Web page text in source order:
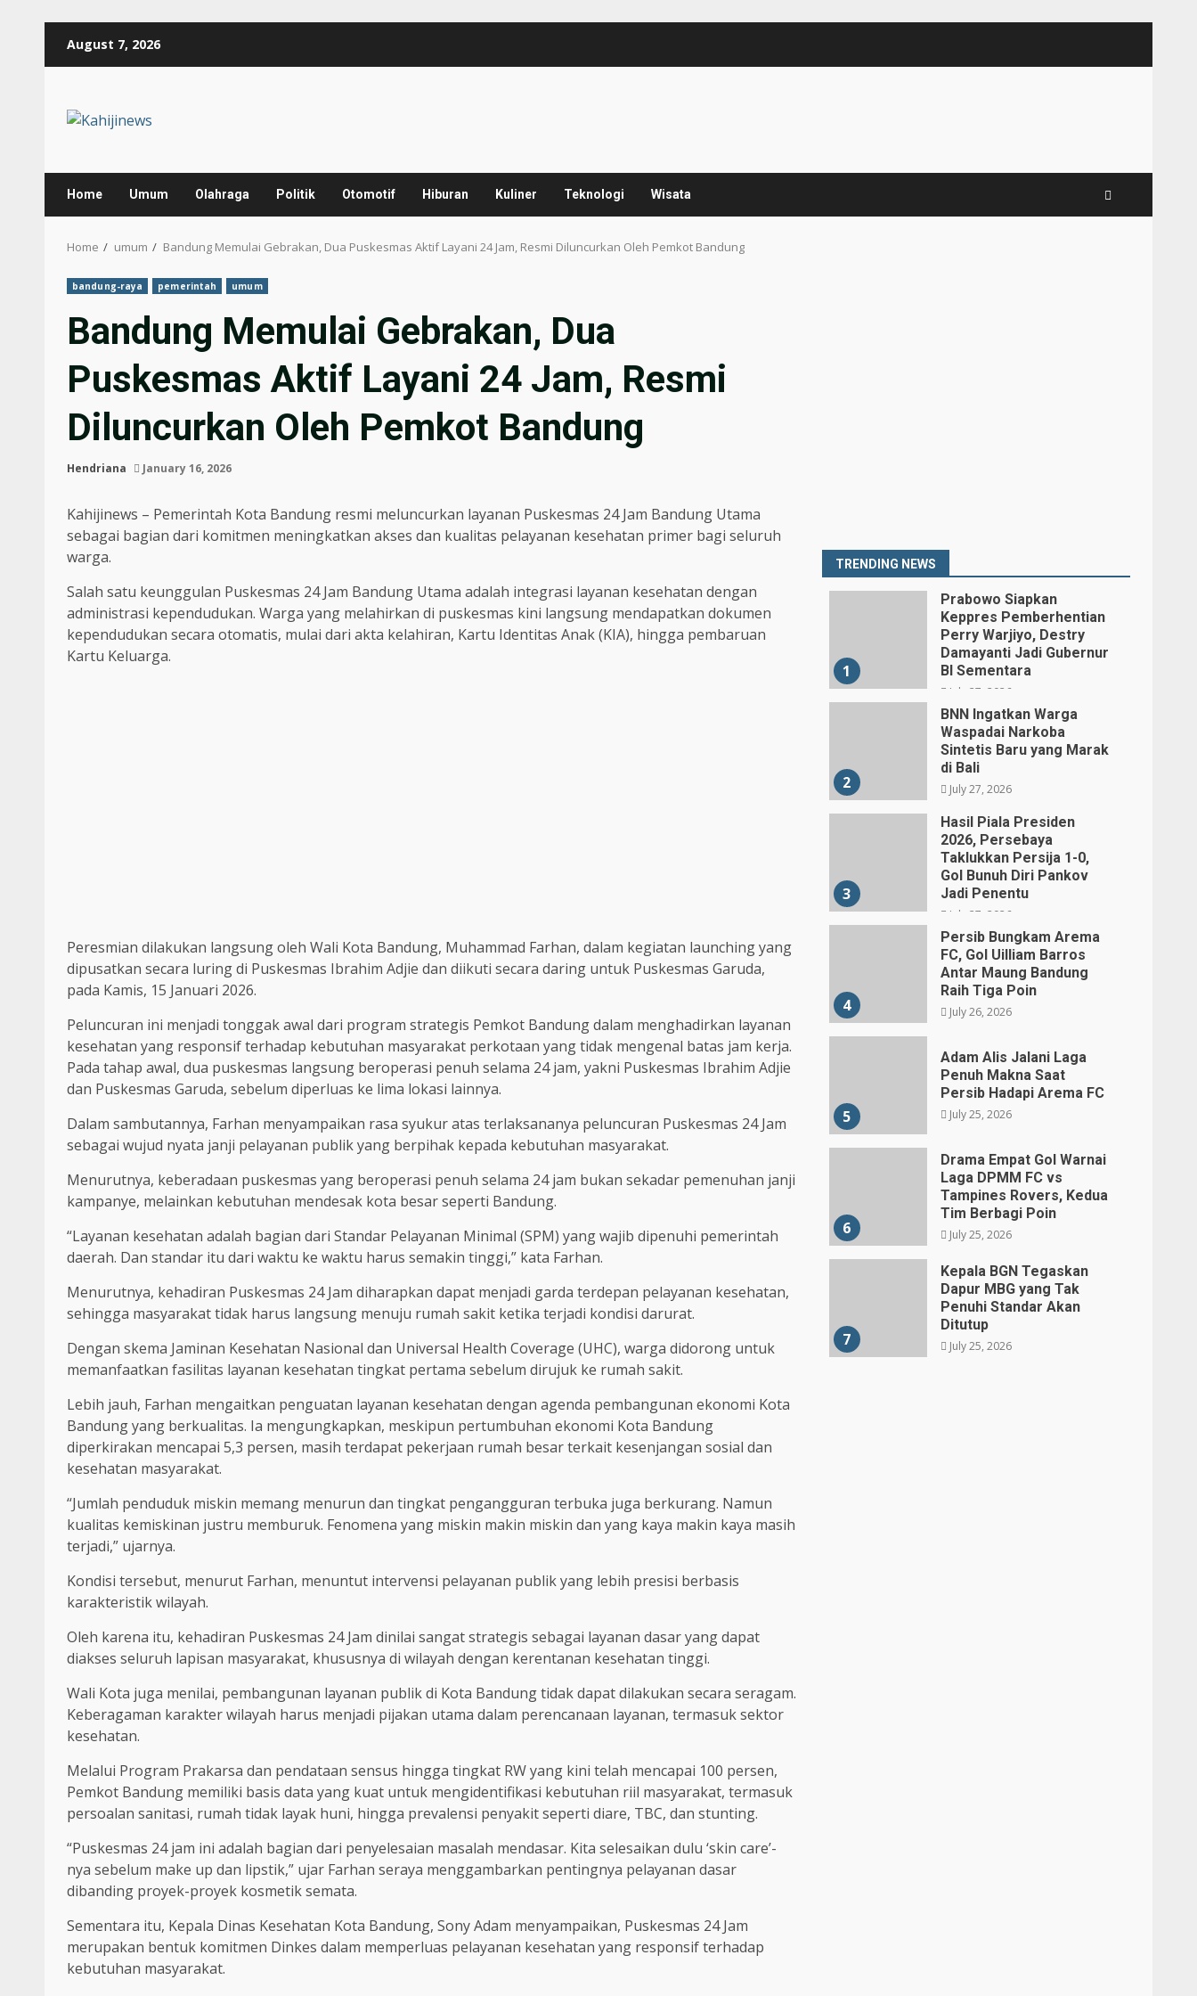
August 7, 2026
Home Umum Olahraga Politik Otomotif Hiburan Kuliner Teknologi Wisata
Home umum Bandung Memulai Gebrakan, Dua Puskesmas Aktif Layani 24 Jam, Resmi Diluncurkan Oleh Pemkot Bandung
bandung-raya pemerintah umum
Bandung Memulai Gebrakan, Dua
Puskesmas Aktif Layani 24 Jam, Resmi
Diluncurkan Oleh Pemkot Bandung
Hendriana January 16, 2026
Kahijinews – Pemerintah Kota Bandung resmi meluncurkan layanan Puskesmas 24 Jam Bandung Utama
sebagai bagian dari komitmen meningkatkan akses dan kualitas pelayanan kesehatan primer bagi seluruh
warga.
Salah satu keunggulan Puskesmas 24 Jam Bandung Utama adalah integrasi layanan kesehatan dengan
administrasi kependudukan. Warga yang melahirkan di puskesmas kini langsung mendapatkan dokumen
kependudukan secara otomatis, mulai dari akta kelahiran, Kartu Identitas Anak (KIA), hingga pembaruan
Kartu Keluarga.
Peresmian dilakukan langsung oleh Wali Kota Bandung, Muhammad Farhan, dalam kegiatan launching yang
dipusatkan secara luring di Puskesmas Ibrahim Adjie dan diikuti secara daring untuk Puskesmas Garuda,
pada Kamis, 15 Januari 2026.
Peluncuran ini menjadi tonggak awal dari program strategis Pemkot Bandung dalam menghadirkan layanan
kesehatan yang responsif terhadap kebutuhan masyarakat perkotaan yang tidak mengenal batas jam kerja.
Pada tahap awal, dua puskesmas langsung beroperasi penuh selama 24 jam, yakni Puskesmas Ibrahim Adjie
dan Puskesmas Garuda, sebelum diperluas ke lima lokasi lainnya.
Dalam sambutannya, Farhan menyampaikan rasa syukur atas terlaksananya peluncuran Puskesmas 24 Jam
sebagai wujud nyata janji pelayanan publik yang berpihak kepada kebutuhan masyarakat.
Menurutnya, keberadaan puskesmas yang beroperasi penuh selama 24 jam bukan sekadar pemenuhan janji
kampanye, melainkan kebutuhan mendesak kota besar seperti Bandung.
“Layanan kesehatan adalah bagian dari Standar Pelayanan Minimal (SPM) yang wajib dipenuhi pemerintah
daerah. Dan standar itu dari waktu ke waktu harus semakin tinggi,” kata Farhan.
Menurutnya, kehadiran Puskesmas 24 Jam diharapkan dapat menjadi garda terdepan pelayanan kesehatan,
sehingga masyarakat tidak harus langsung menuju rumah sakit ketika terjadi kondisi darurat.
Dengan skema Jaminan Kesehatan Nasional dan Universal Health Coverage (UHC), warga didorong untuk
memanfaatkan fasilitas layanan kesehatan tingkat pertama sebelum dirujuk ke rumah sakit.
Lebih jauh, Farhan mengaitkan penguatan layanan kesehatan dengan agenda pembangunan ekonomi Kota
Bandung yang berkualitas. Ia mengungkapkan, meskipun pertumbuhan ekonomi Kota Bandung
diperkirakan mencapai 5,3 persen, masih terdapat pekerjaan rumah besar terkait kesenjangan sosial dan
kesehatan masyarakat.
“Jumlah penduduk miskin memang menurun dan tingkat pengangguran terbuka juga berkurang. Namun
kualitas kemiskinan justru memburuk. Fenomena yang miskin makin miskin dan yang kaya makin kaya masih
terjadi,” ujarnya.
Kondisi tersebut, menurut Farhan, menuntut intervensi pelayanan publik yang lebih presisi berbasis
karakteristik wilayah.
Oleh karena itu, kehadiran Puskesmas 24 Jam dinilai sangat strategis sebagai layanan dasar yang dapat
diakses seluruh lapisan masyarakat, khususnya di wilayah dengan kerentanan kesehatan tinggi.
Wali Kota juga menilai, pembangunan layanan publik di Kota Bandung tidak dapat dilakukan secara seragam.
Keberagaman karakter wilayah harus menjadi pijakan utama dalam perencanaan layanan, termasuk sektor
kesehatan.
Melalui Program Prakarsa dan pendataan sensus hingga tingkat RW yang kini telah mencapai 100 persen,
Pemkot Bandung memiliki basis data yang kuat untuk mengidentifikasi kebutuhan riil masyarakat, termasuk
persoalan sanitasi, rumah tidak layak huni, hingga prevalensi penyakit seperti diare, TBC, dan stunting.
“Puskesmas 24 jam ini adalah bagian dari penyelesaian masalah mendasar. Kita selesaikan dulu ‘skin care’-
nya sebelum make up dan lipstik,” ujar Farhan seraya menggambarkan pentingnya pelayanan dasar
dibanding proyek-proyek kosmetik semata.
Sementara itu, Kepala Dinas Kesehatan Kota Bandung, Sony Adam menyampaikan, Puskesmas 24 Jam
merupakan bentuk komitmen Dinkes dalam memperluas pelayanan kesehatan yang responsif terhadap
kebutuhan masyarakat.
TRENDING NEWS
1
Prabowo Siapkan
Keppres Pemberhentian
Perry Warjiyo, Destry
Damayanti Jadi Gubernur
BI Sementara
July 27, 2026
2
BNN Ingatkan Warga
Waspadai Narkoba
Sintetis Baru yang Marak
di Bali
July 27, 2026
3
Hasil Piala Presiden
2026, Persebaya
Taklukkan Persija 1-0,
Gol Bunuh Diri Pankov
Jadi Penentu
July 27, 2026
4
Persib Bungkam Arema
FC, Gol Uilliam Barros
Antar Maung Bandung
Raih Tiga Poin
July 26, 2026
5
Adam Alis Jalani Laga
Penuh Makna Saat
Persib Hadapi Arema FC
July 25, 2026
6
Drama Empat Gol Warnai
Laga DPMM FC vs
Tampines Rovers, Kedua
Tim Berbagi Poin
July 25, 2026
7
Kepala BGN Tegaskan
Dapur MBG yang Tak
Penuhi Standar Akan
Ditutup
July 25, 2026